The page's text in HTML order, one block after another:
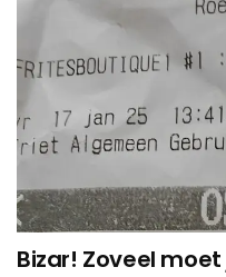
Bizar! Zoveel